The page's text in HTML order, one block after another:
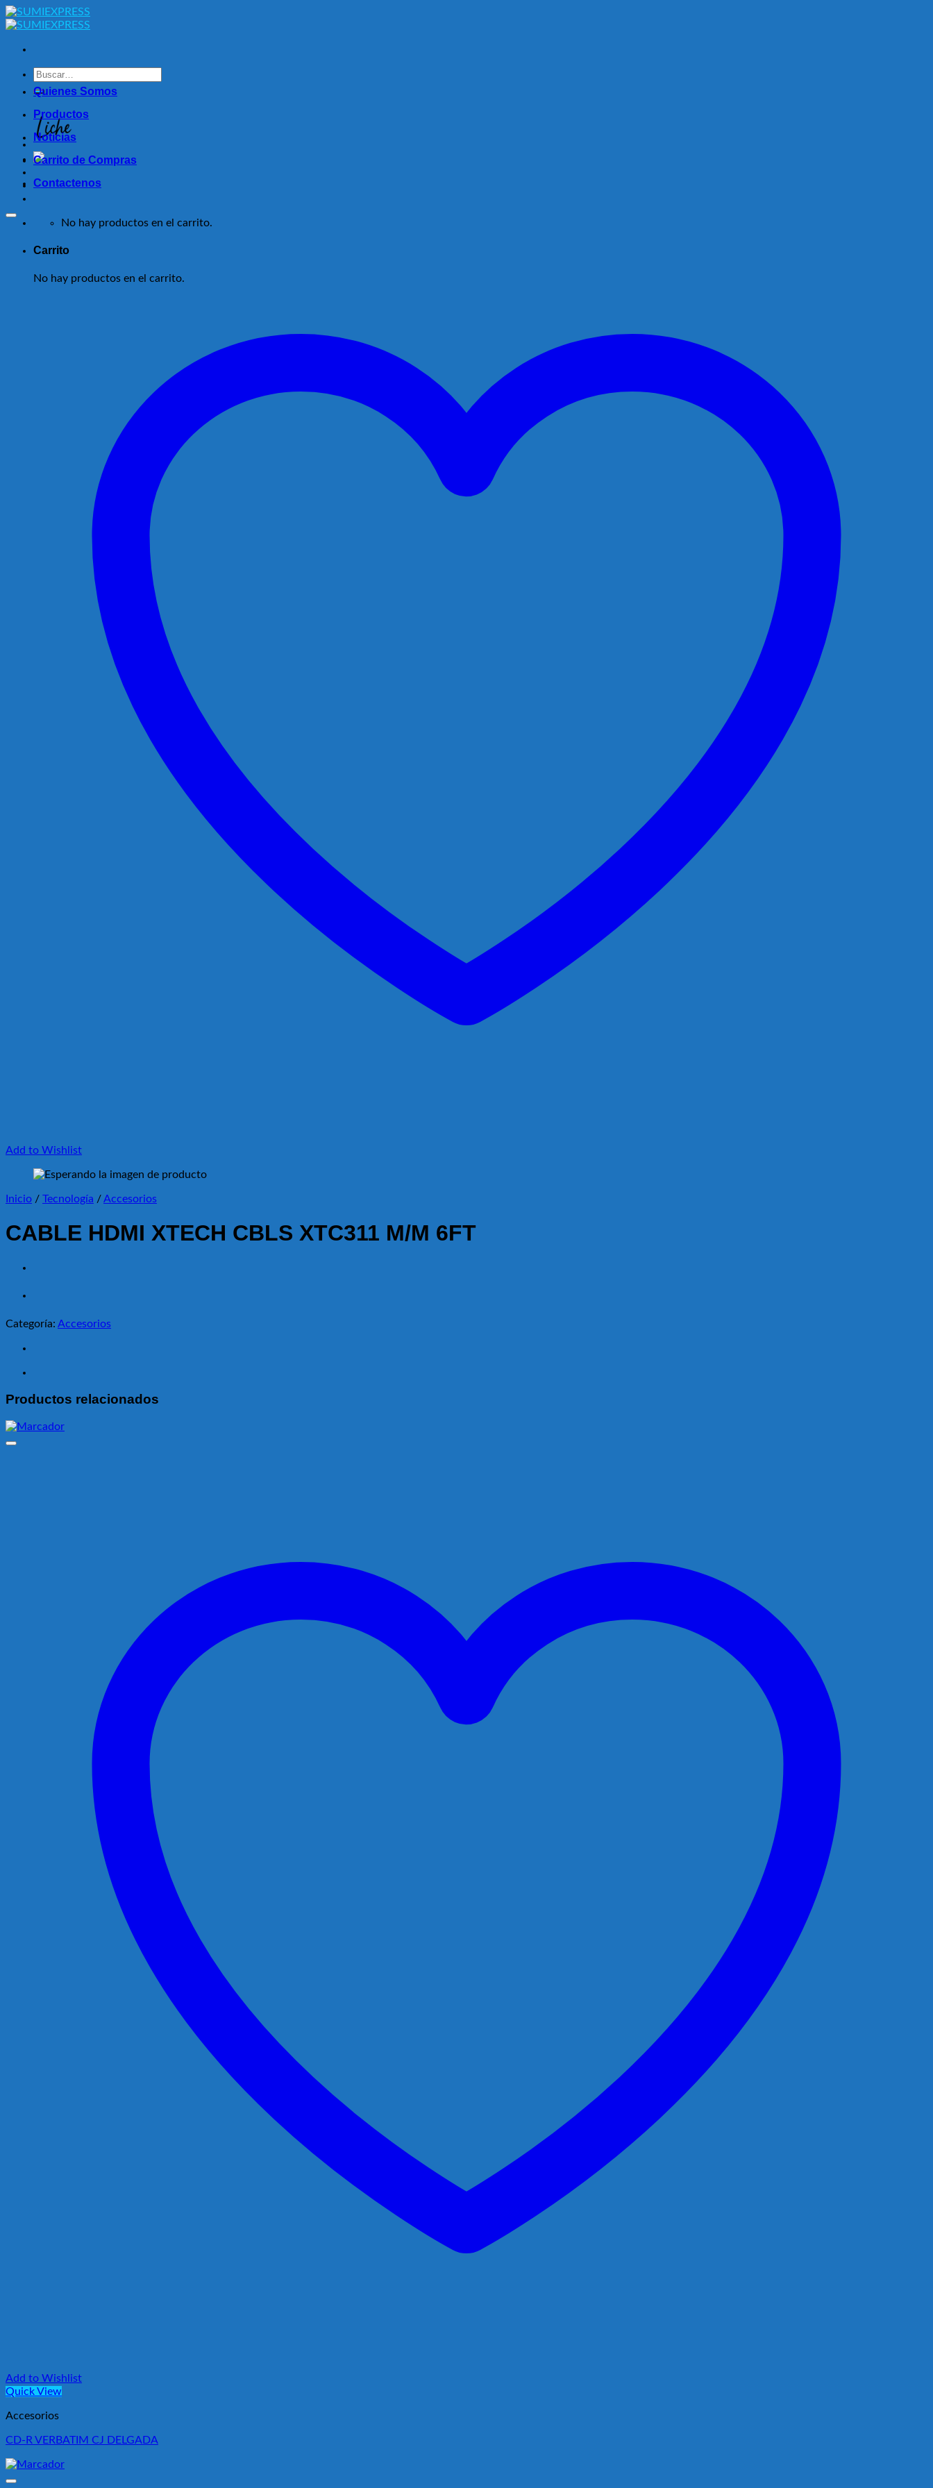
Skip
to
Buscar
por:
No hay productos en el carrito.
Carrito
No hay productos en el carrito.
Quienes Somos
Productos
Noticias
Carrito de Compras
Contactenos
Add to Wishlist
Inicio / Tecnología /Accesorios
CABLE HDMI XTECH CBLS XTC311 M/M 6FT
Categoría: Accesorios
Productos relacionados
Add to Wishlist
Quick View
Accesorios
CD-R VERBATIM CJ DELGADA